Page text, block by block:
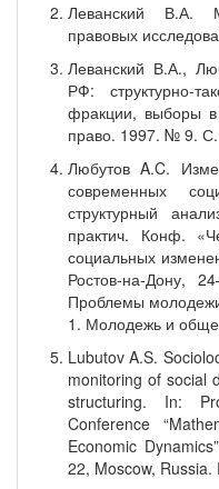
Леванский В.А.
правовых
Леванский В.А.,
РФ: структурно-
фракции, выборы в
право. 1997. № 9.
Любутов A.C.
современных
структурный
практич. Конф.
социальных
Ростов-на-Дону,
Проблемы
1. Молодежь и
Lubutov A.S.
monitoring of social
structuring. In:
Conference
Economic
22, Moscow, Russia.